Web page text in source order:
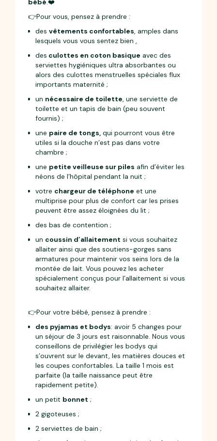
bébé.❤️
👉Pour vous, pensez à prendre :
desvêtements confortables, amples dans
lesquels vous vous sentez bien ,
des culottes en coton basique avec des
serviettes hygiéniques ultra absorbantes ou
alors des culottes menstruelles spéciales flux
importants maternité ;
un nécessaire de toilette, une serviette de
toilette et un tapis de bain (peu souvent
fournis) ;
une paire de tongs, qui pourront vous être
utiles si la douche n’est pas dans votre
chambre ;
une petite veilleuse sur piles afin d’éviter les
néons de l’hôpital pendant la nuit ;
votre chargeur de téléphone et une
multiprise pour plus de confort car les prises
peuvent être assez éloignées du lit ;
des bas de contention ;
un coussin d’allaitement si vous souhaitez
allaiter ainsi que des soutiens-gorges sans
armatures pour maintenir vos seins lors de la
montée de lait. Vous pouvez les acheter
spécialement conçus pour l’allaitement si vous
souhaitez allaiter.
👉Pour votre bébé, pensez à prendre :
des pyjamas et bodys: avoir 5 changes pour
un séjour de 3 jours est raisonnable. Nous vous
conseillons de privilégier les bodys qui
s’ouvrent sur le devant, les matières douces et
les coupes confortables. La taille 1 mois est
parfaite (la taille naissance peut être
rapidement petite).
un petit bonnet ;
2 gigoteuses ;
2 serviettes de bain ;